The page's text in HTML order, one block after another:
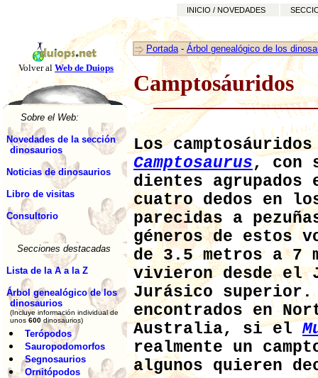
INICIO / NOVEDADES
Volver alWeb de Duiops
Sobre el Web:
Novedades de la sección
dinosaurios
Noticias de dinosaurios
Libro de visitas
Consultorio
Secciones destacadas
Lista de la A a la Z
Árbol genealógico de los
dinosaurios
(Incluye información individual de
unos 600 dinosaurios)
Terópodos
Sauropodomorfos
Segnosaurios
Ornitópodos
Portada- Árbol genealógico de los
Camptosáuridos
Los
Camptosaurus, con
dientes
cuatro dedos en
parecidas a
géneros de estos
de 3.5 metros a 7
vivieron desde el
Jurásico
encontrados en
Australia, si el
realmente un
algunos quieren